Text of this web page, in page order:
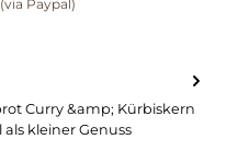
Paypal)
Curry &amp; Kürbiskern
kleiner Genuss